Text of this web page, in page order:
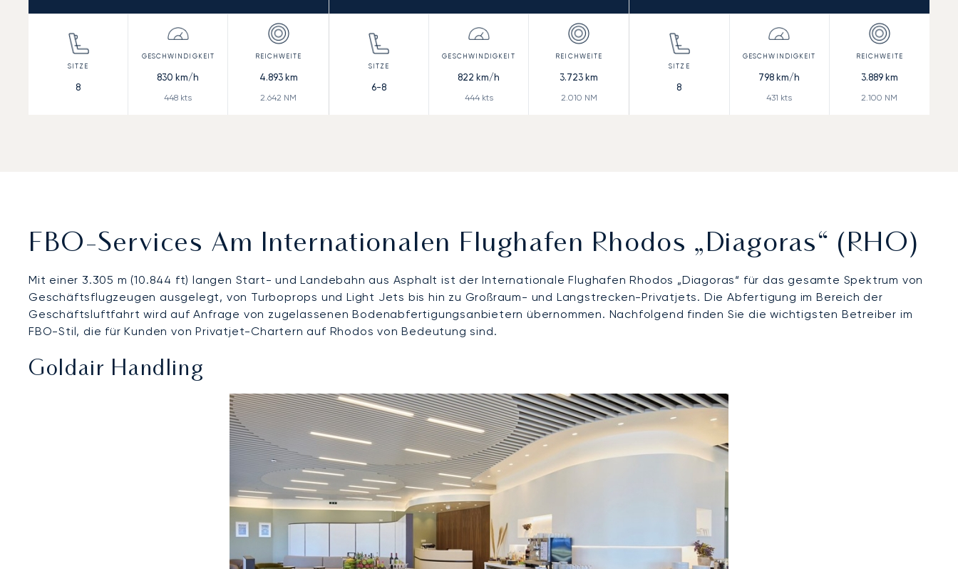
8
830 km/h
448 kts
4.893km
2.642 NM
6-8
822 km/h
444kts
3.723 km
2.010 NM
8
798 km/h
431 kts
3.889km
2.100 NM
FBO-Services Am Internationalen Flughafen Rhodos „Diagoras“ (RHO)
Mit einer 3.305 m (10.844 ft) langen Start- und Landebahn aus Asphalt ist der Internationale Flughafen Rhodos „Diagoras“ für das gesamte Spektrum von
Geschäftsflugzeugen ausgelegt, von Turboprops und Light Jets bis hin zu Großraum- und Langstrecken-Privatjets. Die Abfertigung im Bereich der
Geschäftsluftfahrt wird auf Anfrage von zugelassenen Bodenabfertigungsanbietern übernommen. Nachfolgend finden Sie die wichtigsten Betreiber im
FBO-Stil, die für Kunden von Privatjet-Chartern auf Rhodos von Bedeutung sind.
Goldair Handling